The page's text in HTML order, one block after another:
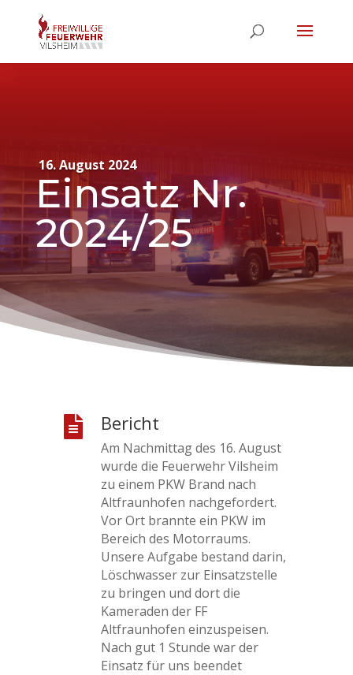
16. August 2024
Einsatz Nr.
2024/25
 Bericht
Am Nachmittag des 16. August
wurde die Feuerwehr Vilsheim
zu einem PKW Brand nach
Altfraunhofen nachgefordert.
Vor Ort brannte ein PKW im
Bereich des Motorraums.
Unsere Aufgabe bestand darin,
Löschwasser zur Einsatzstelle
zu bringen und dort die
Kameraden der FF
Altfraunhofen einzuspeisen.
Nach gut 1 Stunde war der
Einsatz für uns beendet